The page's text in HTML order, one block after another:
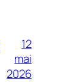
12
mai
2026